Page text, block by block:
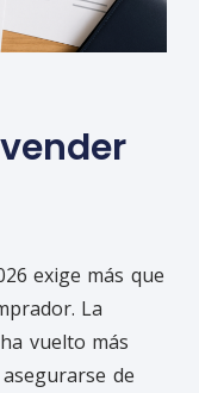
exige más que
La
vuelto más
de